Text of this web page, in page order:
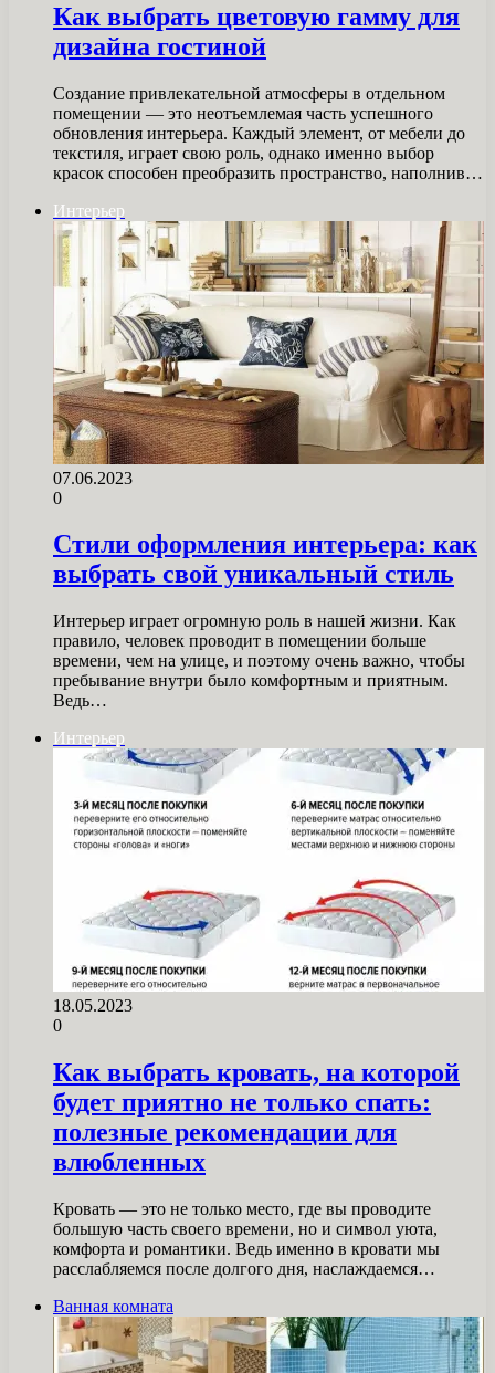
Как выбрать цветовую гамму для
дизайна гостиной
Создание привлекательной атмосферы в отдельном
помещении — это неотъемлемая часть успешного
обновления интерьера. Каждый элемент, от мебели до
текстиля, играет свою роль, однако именно выбор
красок способен преобразить пространство, наполнив…
Интерьер
07.06.2023
0
Стили оформления интерьера: как
выбрать свой уникальный стиль
Интерьер играет огромную роль в нашей жизни. Как
правило, человек проводит в помещении больше
времени, чем на улице, и поэтому очень важно, чтобы
пребывание внутри было комфортным и приятным.
Ведь…
Интерьер
18.05.2023
0
Как выбрать кровать, на которой
будет приятно не только спать:
полезные рекомендации для
влюбленных
Кровать — это не только место, где вы проводите
большую часть своего времени, но и символ уюта,
комфорта и романтики. Ведь именно в кровати мы
расслабляемся после долгого дня, наслаждаемся…
Ванная комната